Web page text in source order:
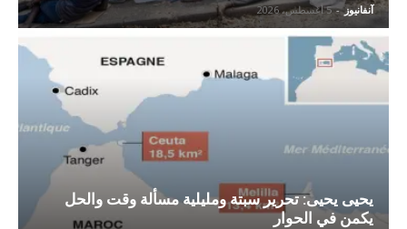
آنفانيوز - 5 أغسطس، 2026
يحيى يحيى: تحرير سبتة ومليلية مسألة وقت والحل
يكمن في الحوار